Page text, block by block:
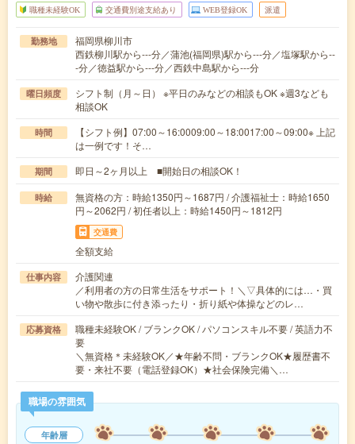
職種未経験OK 交通費別途支給あり WEB登録OK 派遣
勤務地
福岡県柳川市
西鉄柳川駅から---分／蒲池(福岡県)駅から---分／塩塚駅から--
-分／徳益駅から---分／西鉄中島駅から---分
曜日頻度
シフト制（月～日） ※平日のみなどの相談もOK ※週3なども
相談OK
時間
【シフト例】07:00～16:0009:00～18:0017:00～09:00※ 上記
は一例です！そ…
期間 即日～2ヶ月以上 ■開始日の相談OK！
時給
無資格の方：時給1350円～1687円 / 介護福祉士：時給1650
円～2062円 / 初任者以上：時給1450円～1812円
交通費
全額支給
仕事内容
介護関連
／利用者の方の日常生活をサポート！＼▽具体的には…・買
い物や散歩に付き添ったり・折り紙や体操などのレ…
応募資格
職種未経験OK / ブランクOK / パソコンスキル不要 / 英語力不
要
＼無資格＊未経験OK／★年齢不問・ブランクOK★履歴書不
要・来社不要（電話登録OK）★社会保険完備＼…
職場の雰囲気
年齢層